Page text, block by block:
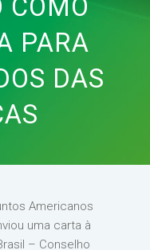
COMO
PARA
DAS
Americanos
uma carta à
– Conselho